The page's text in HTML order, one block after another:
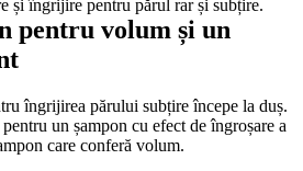
și îngrijire pentru părul rar și subțire.
pentru volum și un
îngrijirea părului subțire începe la duș.
un șampon cu efect de îngroșare a
care conferă volum.